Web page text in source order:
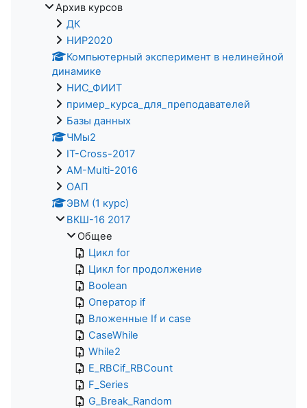
Архив курсов
ДК
НИР2020
Компьютерный эксперимент в нелинейной
динамике
НИС_ФИИТ
пример_курса_для_преподавателей
Базы данных
ЧМы2
IT-Cross-2017
AM-Multi-2016
ОАП
ЭВМ (1 курс)
ВКШ-16 2017
Общее
Цикл for
Цикл for продолжение
Boolean
Оператор if
Вложенные If и case
CaseWhile
While2
E_RBCif_RBCount
F_Series
G_Break_Random